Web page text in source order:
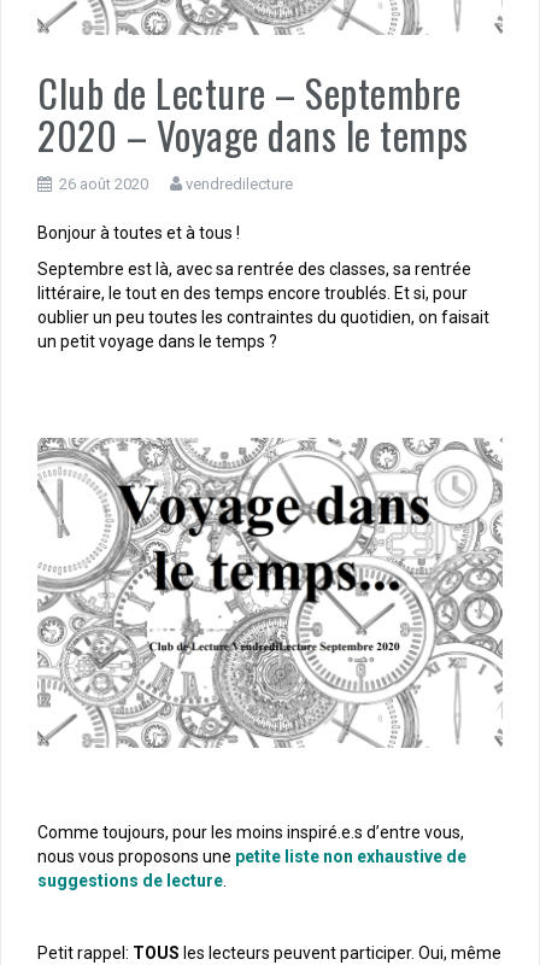
Club de Lecture – Septembre
2020 – Voyage dans le temps
26 août 2020 vendredilecture
Bonjour à toutes et à tous !
Septembre est là, avec sa rentrée des classes, sa rentrée
littéraire, le tout en des temps encore troublés. Et si, pour
oublier un peu toutes les contraintes du quotidien, on faisait
un petit voyage dans le temps ?
Comme toujours, pour les moins inspiré.e.s d’entre vous,
nous vous proposons une petite liste non exhaustive de
suggestions de lecture
Petit rappel: TOUS les lecteurs peuvent participer. Oui, même